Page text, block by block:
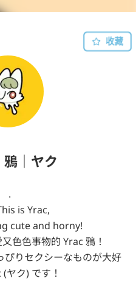
｜ヤク
.
is Yrac,
cute and horny!
色色事物的 Yrac 鴉！
ぴりセクシーなものが大好
ヤク) です！
收藏